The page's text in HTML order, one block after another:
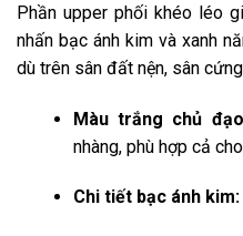
Phần upper phối khéo léo
nhấn bạc ánh kim và xanh
dù trên sân đất nện, sân
Màu trắng chủ
nhàng, phù hợp cả
Chi tiết bạc ánh kim: